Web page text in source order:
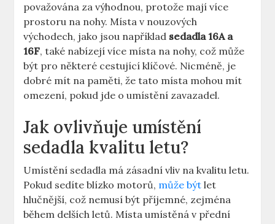
považována za výhodnou, protože ⁤mají ⁢více
prostoru na nohy. Místa v‍ nouzových
východech, jako jsou například sedadla 16A a
‌16F, také nabízejí více ⁣místa na nohy,‌ což může
⁣být ​pro některé cestující klíčové. Nicméně, ⁣je
dobré ⁣mít na paměti, ⁣že​ tato místa mohou mít
omezení, pokud jde o umístění zavazadel.
Jak ovlivňuje umístění
sedadla kvalitu letu?
Umístění sedadla má zásadní vliv na kvalitu letu.
Pokud sedíte blízko ‍motorů, může ‍být let
hlučnější, což nemusí být příjemné, zejména
během delších letů. Místa⁤ umístěná v ⁢přední